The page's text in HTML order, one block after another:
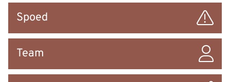
Spoed
Team